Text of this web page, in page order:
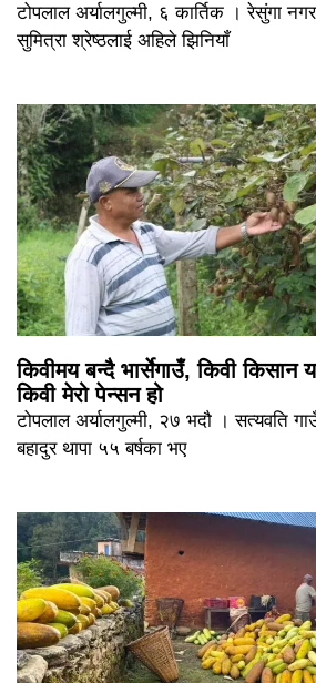
टोपलाल अर्यालगुल्मी, ६ कार्तिक । रेसुंगा
सुमित्रा श्रेष्ठलाई अहिले झिनियाँ
किवीमय बन्दै भार्सेगाउँ, किवी किसान
किवी मेरो पेन्सन हो
टोपलाल अर्यालगुल्मी, २७ भदौ । सत्यवति
बहादुर थापा ५५ बर्षका भए